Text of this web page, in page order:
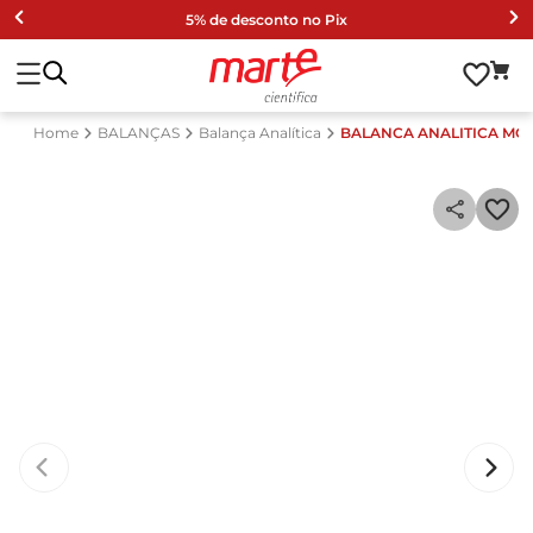
5% de desconto no Pix
BALANÇAS Balança Analítica BALANCA ANALITICA